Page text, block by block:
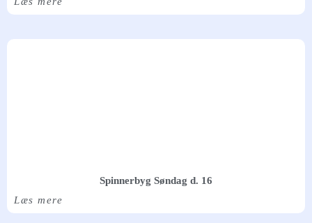
Spinnerbyg Søndag d. 16
Læs mere